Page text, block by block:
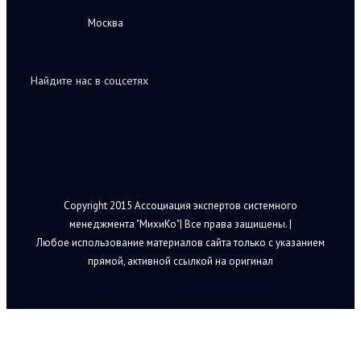
Москва
Найдите нас в соцсетях
Copyright 2015 Ассоциация экспертов системного
менеджмента "МихиКо"| Все права защищены. |
Любое использование материалов сайта только с указанием
прямой, активной ссылкой на оригинал